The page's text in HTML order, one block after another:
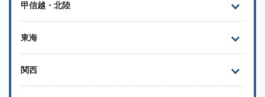
甲信越・北陸
東海
関西